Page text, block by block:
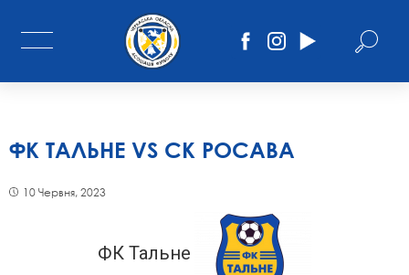
ФК ТАЛЬНЕ VS СК РОСАВА
10 Червня, 2023
ФК Тальне